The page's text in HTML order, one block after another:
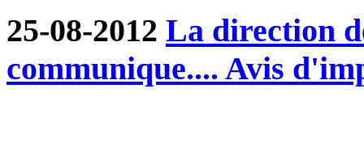
25-08-2012 La direction
communique.... Avis